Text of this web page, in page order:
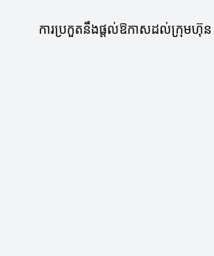
ការប្រកួតនឹងផ្តល់ឱកាសដល់ក្រុមហ៊ុន ឬអ